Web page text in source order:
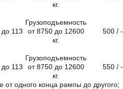
кг.
113
Грузоподъемность
от 8750 до 12600
кг.
500 / -
113
Грузоподъемность
от 8750 до 12600
кг.
550 / -
от одного конца рампы до другого;